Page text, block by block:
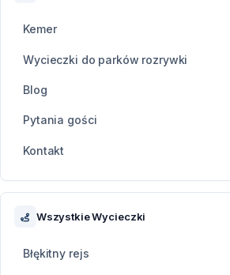
Kemer
Wycieczki do parków rozrywki
Blog
Pytania gości
Kontakt
Wszystkie Wycieczki
Błękitny rejs